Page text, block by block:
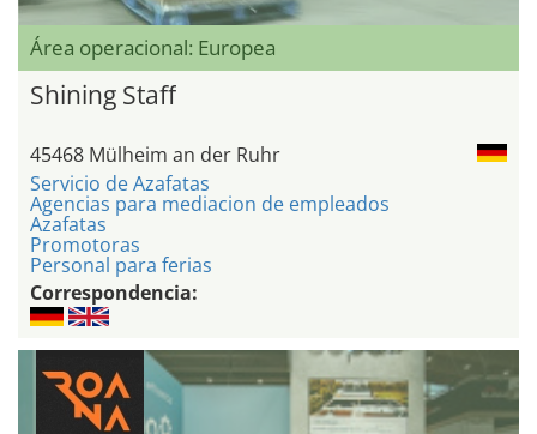
Área operacional: Europea
Shining Staff
45468 Mülheim an der Ruhr
Servicio de Azafatas
Agencias para mediacion de empleados
Azafatas
Promotoras
Personal para ferias
Correspondencia: